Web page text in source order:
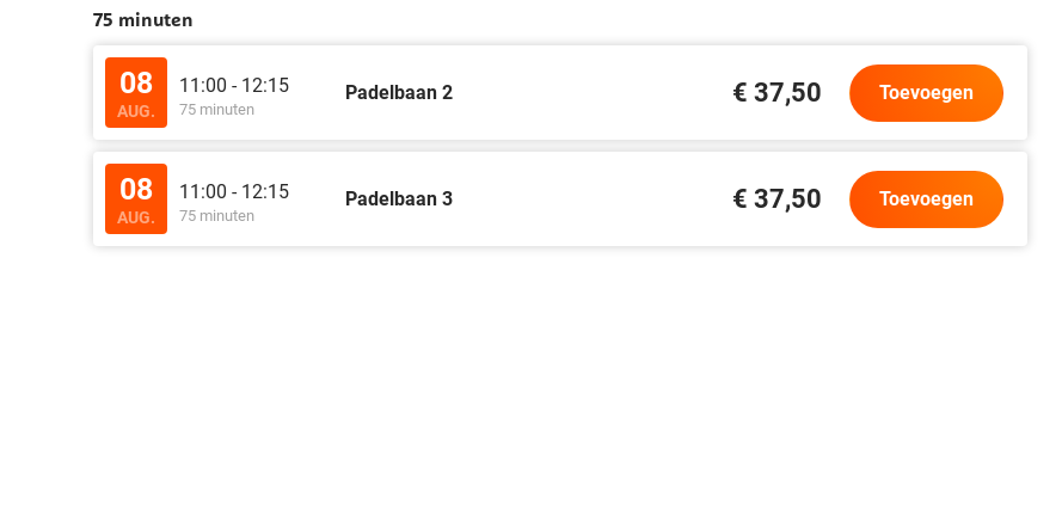
75 minuten
08
AUG.
11:00 - 12:15
75 minuten
Padelbaan 2 € 37,50 Toevoegen
08
AUG.
11:00 - 12:15
75 minuten
Padelbaan 3 € 37,50 Toevoegen